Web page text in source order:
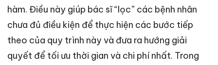
hàm. Điều này giúp bác sĩ “lọc” các bệnh nhân
chưa đủ điều kiện để thực hiện các bước tiếp
theo của quy trình này và đưa ra hướng giải
quyết để tối ưu thời gian và chi phí nhất. Trong